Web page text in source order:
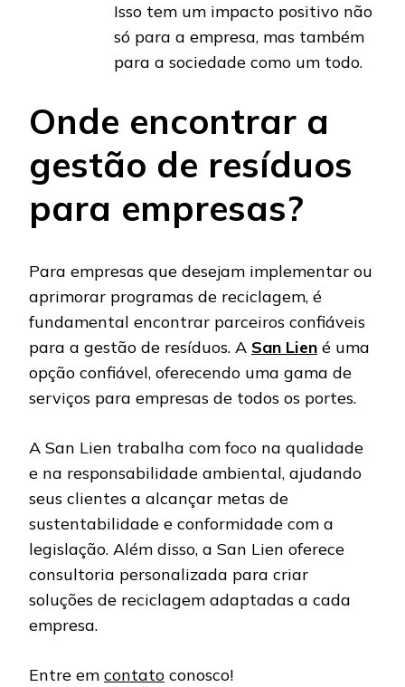
Isso tem um impacto positivo não
só para a empresa, mas também
para a sociedade como um todo.
Onde encontrar a
gestão de resíduos
para empresas?
Para empresas que desejam implementar ou
aprimorar programas de reciclagem, é
fundamental encontrar parceiros confiáveis
para a gestão de resíduos. A San Lien é uma
opção confiável, oferecendo uma gama de
serviços para empresas de todos os portes.
A San Lien trabalha com foco na qualidade
e na responsabilidade ambiental, ajudando
seus clientes a alcançar metas de
sustentabilidade e conformidade com a
legislação. Além disso, a San Lien oferece
consultoria personalizada para criar
soluções de reciclagem adaptadas a cada
empresa.
Entre em contato conosco!